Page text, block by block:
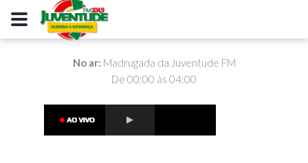
No ar: Madrugada da Juventude FM
De 00:00 às 04:00